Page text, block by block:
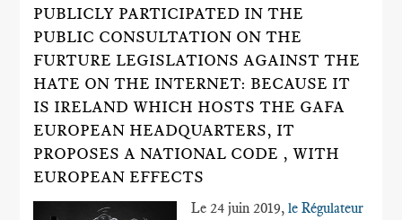
PUBLICLY PARTICIPATED IN THE
PUBLIC CONSULTATION ON THE
FURTURE LEGISLATIONS AGAINST THE
HATE ON THE INTERNET: BECAUSE IT
IS IRELAND WHICH HOSTS THE GAFA
EUROPEAN HEADQUARTERS, IT
PROPOSES A NATIONAL CODE , WITH
EUROPEAN EFFECTS
Le 24 juin 2019,le Régulateur